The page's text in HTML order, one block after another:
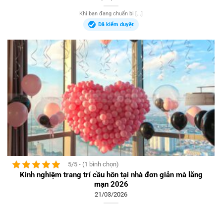
Khi bạn đang chuẩn bị [...]
Đã kiểm duyệt
5/5 - (1 bình chọn)
Kinh nghiệm trang trí cầu hôn tại nhà đơn giản mà lãng
mạn 2026
21/03/2026